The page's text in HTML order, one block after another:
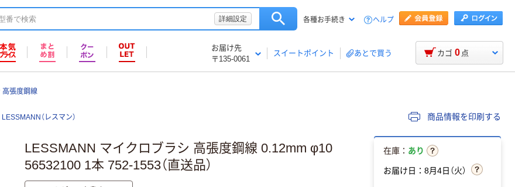
詳細設定 各種お手続き ヘルプ
お届け先
〒135-0061
スイートポイント あとで買う カゴ 0 点
高張度鋼線
LESSMANN（レスマン） 商品情報を印刷する
LESSMANN マイクロブラシ 高張度鋼線 0.12mm φ10
56532100 1本 752-1553（直送品）
在庫： あり
お届け日：8月4日（火）